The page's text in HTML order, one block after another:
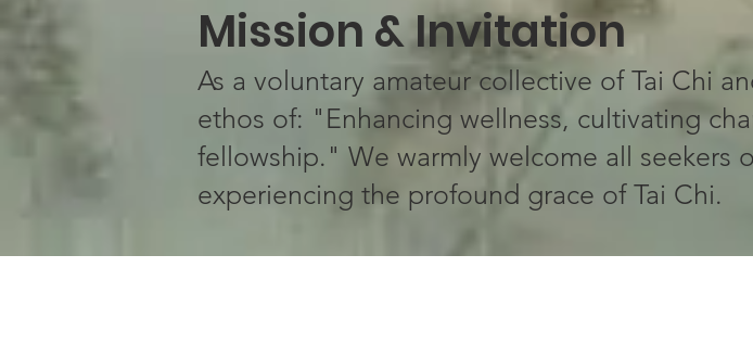
​​Mission & Invitation​​
As a ​​voluntary amateur collective​​ of Tai Chi
ethos of: "Enhancing wellness, cultivating
fellowship." ​​We warmly welcome all seekers
experiencing the profound grace of Tai Chi.​​